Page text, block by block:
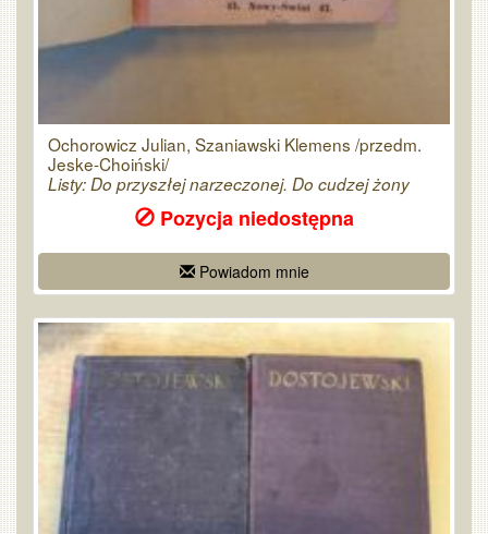
Ochorowicz Julian, Szaniawski Klemens /przedm.
Jeske-Choiński/
Listy: Do przyszłej narzeczonej. Do cudzej żony
Pozycja niedostępna
Powiadom mnie